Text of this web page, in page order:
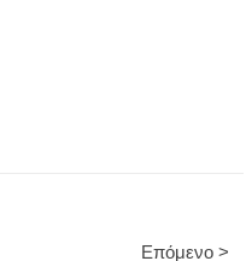
Επόμενο >